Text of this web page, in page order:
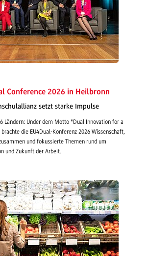
Conference 2026 in Heilbronn
setzt starke Impulse
Ländern: Under dem Motto "Dual Innovation for a
die EU4Dual-Konferenz 2026 Wissenschaft,
und fokussierte Themen rund um
und Zukunft der Arbeit.